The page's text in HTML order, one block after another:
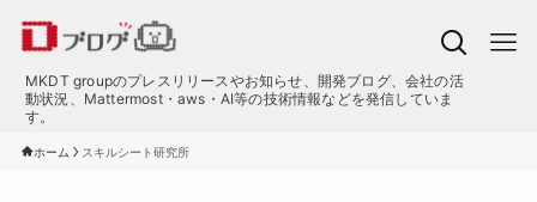
MKDT groupのプレスリリースやお知らせ、開発ブログ、会社の活
動状況、Mattermost・aws・AI等の技術情報などを発信していま
す。
ホーム スキルシート研究所